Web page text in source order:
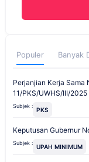
Populer Banyak
Perjanjian Kerja Sama
11/PKS/UWHS/III/
Subjek : PKS
Keputusan Gubernur
Subjek : UPAH MINIMUM